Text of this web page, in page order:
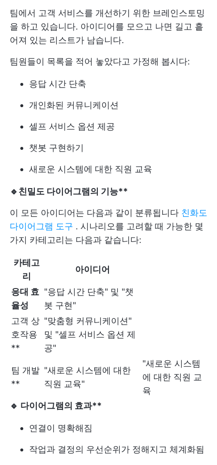
팀에서 고객 서비스를 개선하기 위한 브레인스토밍
을 하고 있습니다. 아이디어를 모으고 나면 길고 흩
어져 있는 리스트가 남습니다.
팀원들이 목록을 적어 놓았다고 가정해 봅시다:
응답 시간 단축
개인화된 커뮤니케이션
셀프 서비스 옵션 제공
챗봇 구현하기
새로운 시스템에 대한 직원 교육
🔹친밀도 다이어그램의 기능**
이 모든 아이디어는 다음과 같이 분류됩니다 친화도
다이어그램 도구 . 시나리오를 고려할 때 가능한 몇
가지 카테고리는 다음과 같습니다:
카테고
리
아이디어
응대 효
율성
"응답 시간 단축" 및 "챗
봇 구현"
고객 상
호작용
**
"맞춤형 커뮤니케이션"
및 "셀프 서비스 옵션 제
공"
팀 개발
**
"새로운 시스템에 대한
직원 교육"
"새로운 시스템
에 대한 직원 교
육
🔹 다이어그램의 효과**
연결이 명확해짐
작업과 결정의 우선순위가 정해지고 체계화됨